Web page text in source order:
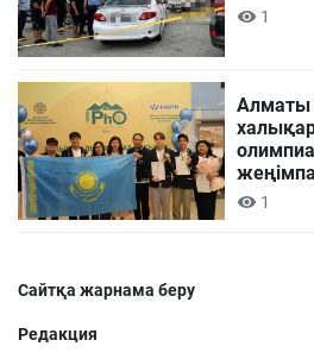
1
Алматы
1
Сайтқа жарнама беру
Редакция